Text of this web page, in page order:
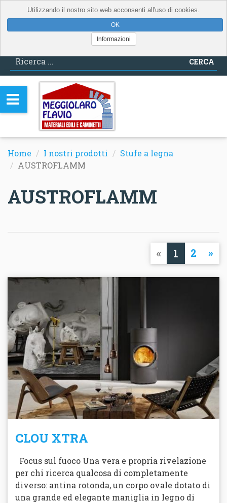
CERCA
Home I nostri prodotti
Stufe a legna
AUSTROFLAMM
AUSTROFLAMM
« 1 2 »
CLOU XTRA
Focus sul fuoco Una vera e propria rivelazione
per chi ricerca qualcosa di completamente
diverso: antina rotonda, un corpo ovale dotato di
una grande ed elegante maniglia in legno di
Utilizzando il nostro sito web acconsenti all'uso di cookies.
Informazioni